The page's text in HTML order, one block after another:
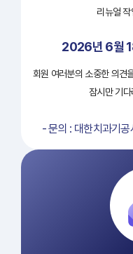
리뉴얼
2026년 6월
회원 여러분의 소중한 의견
잠시만 기
- 문의 : 대한치과기